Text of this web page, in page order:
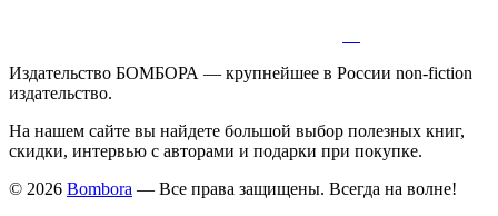
Издательство БОМБОРА — крупнейшее в России non-fiction
издательство.
На нашем сайте вы найдете большой выбор полезных книг,
скидки, интервью с авторами и подарки при покупке.
© 2026 Bombora — Все права защищены. Всегда на волне!